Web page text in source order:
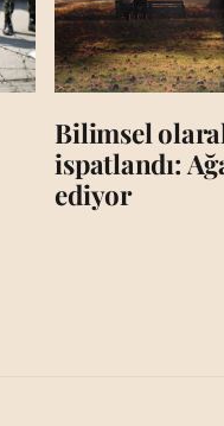
Bilimsel
ispatlandı:
ediyor